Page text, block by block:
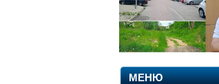
МЕНЮ